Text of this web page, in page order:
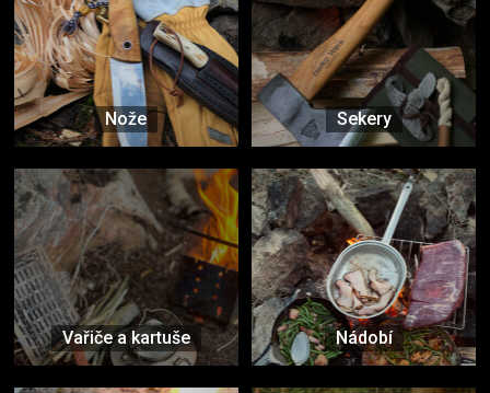
Nože Sekery
Vařiče a kartuše Nádobí